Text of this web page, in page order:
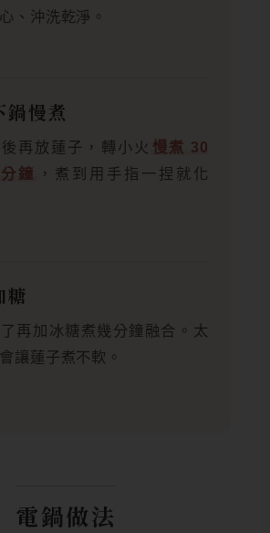
、沖洗乾淨。
鍋慢煮
再放蓮子，轉小火 慢煮 30
鐘
，煮到用手指一捏就化
糖
再加冰糖煮幾分鐘融合。太
讓蓮子煮不軟。
電鍋做法